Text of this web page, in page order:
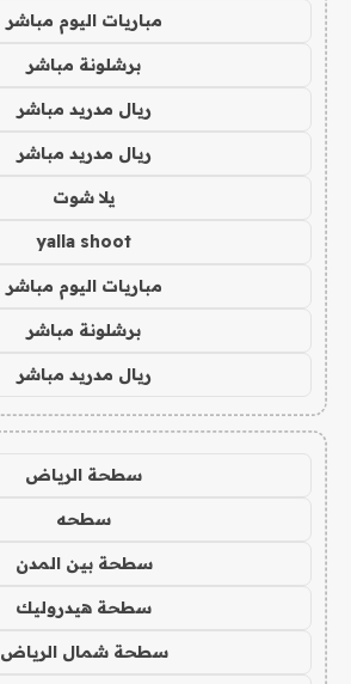
مباريات اليوم مباشر
برشلونة مباشر
ريال مدريد مباشر
ريال مدريد مباشر
يلا شوت
yalla shoot
مباريات اليوم مباشر
برشلونة مباشر
ريال مدريد مباشر
سطحة الرياض
سطحه
سطحة بين المدن
سطحة هيدروليك
سطحة شمال الرياض